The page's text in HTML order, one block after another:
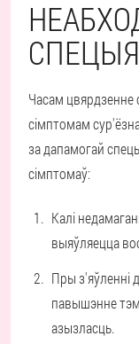
Часам
сімптомам
за дапамогай
сімптомаў:
Калі
выяўляецца
Пры з'яўленні
павышэнне
азызласць.